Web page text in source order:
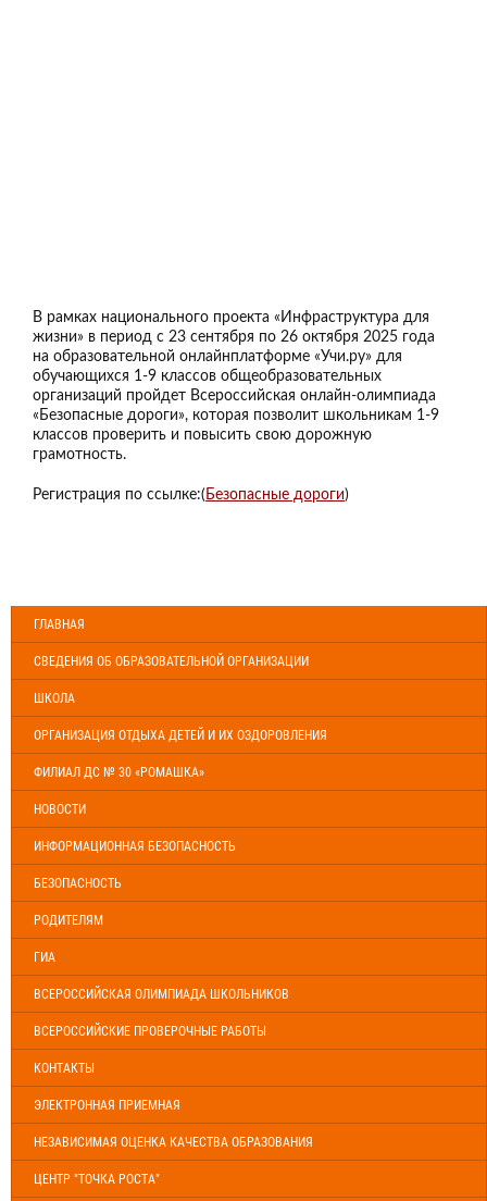
В рамках национального проекта «Инфраструктура для
жизни» в период с 23 сентября по 26 октября 2025 года
на образовательной онлайнплатформе «Учи.ру» для
обучающихся 1-9 классов общеобразовательных
организаций пройдет Всероссийская онлайн-олимпиада
«Безопасные дороги», которая позволит школьникам 1-9
классов проверить и повысить свою дорожную
грамотность.
Регистрация по ссылке:( Безопасные дороги)
ГЛАВНАЯ
СВЕДЕНИЯ ОБ ОБРАЗОВАТЕЛЬНОЙ ОРГАНИЗАЦИИ
ШКОЛА
ОРГАНИЗАЦИЯ ОТДЫХА ДЕТЕЙ И ИХ ОЗДОРОВЛЕНИЯ
ФИЛИАЛ ДС № 30 «РОМАШКА»
НОВОСТИ
ИНФОРМАЦИОННАЯ БЕЗОПАСНОСТЬ
БЕЗОПАСНОСТЬ
РОДИТЕЛЯМ
ГИА
ВСЕРОССИЙСКАЯ ОЛИМПИАДА ШКОЛЬНИКОВ
ВСЕРОССИЙСКИЕ ПРОВЕРОЧНЫЕ РАБОТЫ
КОНТАКТЫ
ЭЛЕКТРОННАЯ ПРИЕМНАЯ
НЕЗАВИСИМАЯ ОЦЕНКА КАЧЕСТВА ОБРАЗОВАНИЯ
ЦЕНТР "ТОЧКА РОСТА"